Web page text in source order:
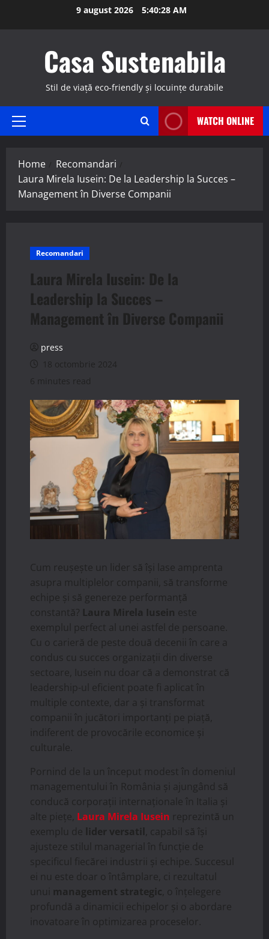
9 august 2026 5:40:29 AM
Casa Sustenabila
Stil de viață eco-friendly și locuințe durabile
Primary
WATCH ONLINE
Home
Recomandari
Laura Mirela Iusein: De la Leadership la Succes –
Management în Diverse Companii
Recomandari
Laura Mirela Iusein: De la
Leadership la Succes –
Management în Diverse Companii
press
18 octombrie 2024
6 minutes read
Cum reușește un lider să își lase amprenta
asupra multiplelor companii, să transforme
echipe și să genereze performanță
constantă? Laura Mirela Iusein este
exemplul perfect al unei astfel de persoane.
Cu o carieră de peste două decenii în care a
condus cu succes organizații din diverse
sectoare, Iusein nu doar că a demonstrat că
leadership-ul eficient poate fi aplicat în
multiple contexte, dar a și transformat
companii în jucători importanți pe piață,
indiferent de provocările economice și
culturale.
Pornind de la un început modest în domeniul
managementului în România și ajungând să
conducă corporații internaționale în Italia și
alte piețe, Laura Mirela Iusein reprezintă un
exemplu de lider versatil , capabil să își
ajusteze stilul managerial în funcție de
specificul fiecărei industrii și echipe. Succesul
ei nu este doar o întâmplare, ci rezultatul
unui management strategic , o înțelegere
profundă a dinamicii echipelor și o abordare
inovatoare în optimizarea proceselor.